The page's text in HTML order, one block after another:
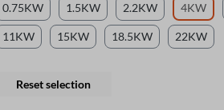
0.75KW 1.5KW 2.2KW 4KW
11KW 15KW 18.5KW 22KW
Reset selection